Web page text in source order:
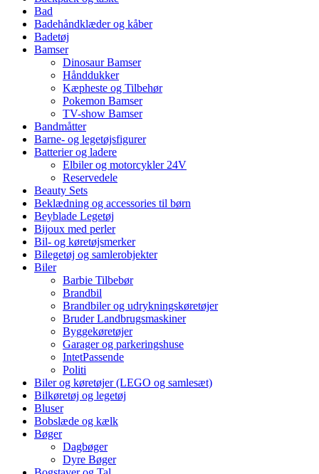
Bad
Badehåndklæder og kåber
Badetøj
Bamser
Dinosaur Bamser
Hånddukker
Kæpheste og Tilbehør
Pokemon Bamser
TV-show Bamser
Bandmåtter
Barne- og legetøjsfigurer
Batterier og ladere
Elbiler og motorcykler 24V
Reservedele
Beauty Sets
Beklædning og accessories til børn
Beyblade Legetøj
Bijoux med perler
Bil- og køretøjsmerker
Bilegetøj og samlerobjekter
Biler
Barbie Tilbebør
Brandbil
Brandbiler og udrykningskøretøjer
Bruder Landbrugsmaskiner
Byggekøretøjer
Garager og parkeringshuse
IntetPassende
Politi
Biler og køretøjer (LEGO og samlesæt)
Bilkøretøj og legetøj
Bluser
Bobslæde og kælk
Bøger
Dagbøger
Dyre Bøger